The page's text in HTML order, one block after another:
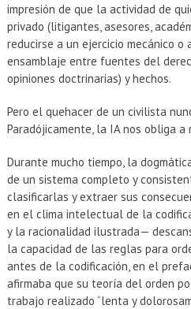
impresión de que la actividad de
privado (litigantes, asesores,
reducirse a un ejercicio mecánico o
ensamblaje entre fuentes del
opiniones doctrinarias) y hechos.
Pero el quehacer de un civilista
Paradójicamente, la IA nos obliga a
Durante mucho tiempo, la
de un sistema completo y
clasificarlas y extraer sus
en el clima intelectual de la
y la racionalidad ilustrada—
la capacidad de las reglas para
antes de la codificación, en el
afirmaba que su teoría del orden
trabajo realizado “lenta y